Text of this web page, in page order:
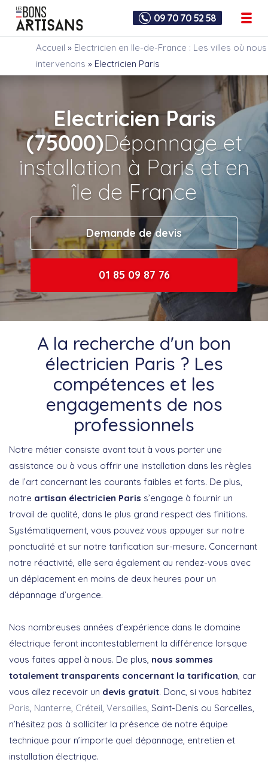
09 70 70 52 58
Accueil » Electricien en Ile-de-France : Les villes où nous
intervenons » Electricien Paris
Electricien Paris
(75000)Dépannage et
installation à Paris et en
île de France
Demande de devis
01 85 09 87 76
A la recherche d'un bon
électricien Paris ? Les
compétences et les
engagements de nos
professionnels
Notre métier consiste avant tout à vous porter une
assistance ou à vous offrir une installation dans les règles
de l’art concernant les courants faibles et forts. De plus,
notre artisan électricien Paris s’engage à fournir un
travail de qualité, dans le plus grand respect des finitions.
Systématiquement, vous pouvez vous appuyer sur notre
ponctualité et sur notre tarification sur-mesure. Concernant
notre réactivité, elle sera également au rendez-vous avec
un déplacement en moins de deux heures pour un
dépannage d’urgence.
Nos nombreuses années d’expérience dans le domaine
électrique feront incontestablement la différence lorsque
vous faites appel à nous. De plus, nous sommes
totalement transparents concernant la tarification , car
vous allez recevoir un devis gratuit. Donc, si vous habitez
Paris Nanterre Créteil Versailles , Saint-Denis ou Sarcelles,
n’hésitez pas à solliciter la présence de notre équipe
technique pour n’importe quel dépannage, entretien et
installation électrique.